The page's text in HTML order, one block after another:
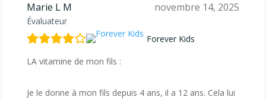
Marie L M
Évaluateur
novembre 14, 2025
Forever Kids
LA vitamine de mon fils :
Je le donne à mon fils depuis 4 ans, il a 12 ans. Cela lui